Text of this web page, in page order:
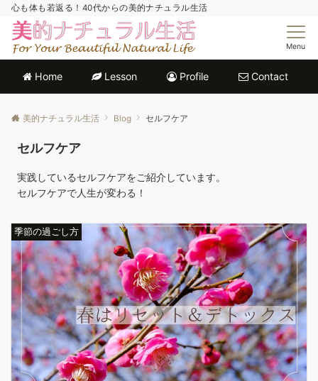
心も体も若返る！40代からの美的ナチュラル生活
Menu
Home Lesson Profile Contact
美的ナチュラル生活 Blog セルフケア
セルフケア
実践しているセルフケアをご紹介しています。
セルフケアで人生が変わる！
季節の過ごし方